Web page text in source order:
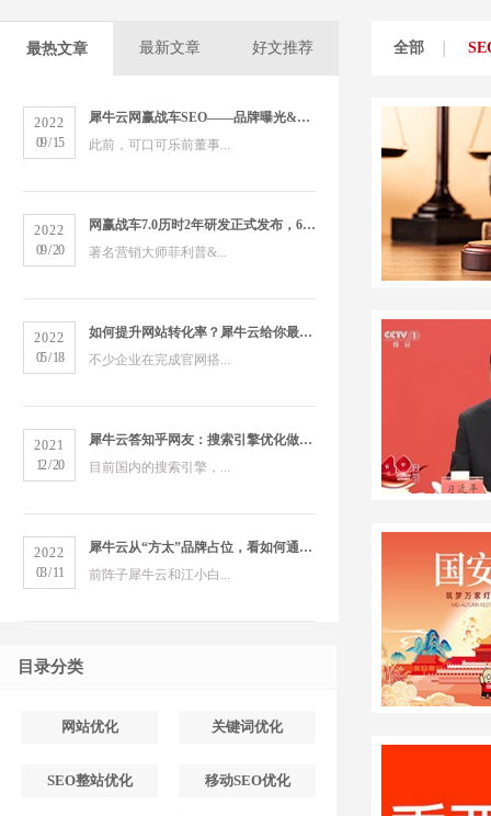
最热文章 最新文章 好文推荐
2022
09/15
犀牛云网赢战车SEO——品牌曝光&精准营销双管齐下
此前，可口可乐前董事...
2022
09/20
网赢战车7.0历时2年研发正式发布，6大版本打造数字营销新物种
著名营销大师菲利普&...
2022
05/18
如何提升网站转化率？犀牛云给你最全的营销洞察
不少企业在完成官网搭...
2021
12/20
犀牛云答知乎网友：搜索引擎优化做得好的公司有哪些？
目前国内的搜索引擎，...
2022
03/11
犀牛云从“方太”品牌占位，看如何通过搜索引擎占领市场
前阵子犀牛云和江小白...
目录分类
网站优化 关键词优化
SEO整站优化 移动SEO优化
全部